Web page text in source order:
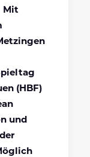
Mit
(HBF)
und